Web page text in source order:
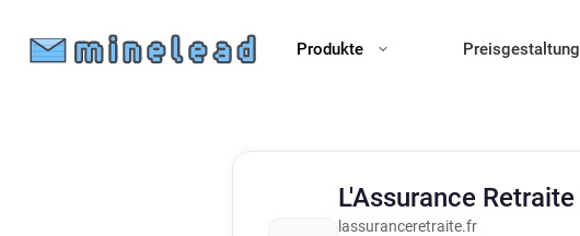
Produkte Preisgestaltung
L'Assurance Retraite
lassuranceretraite.fr